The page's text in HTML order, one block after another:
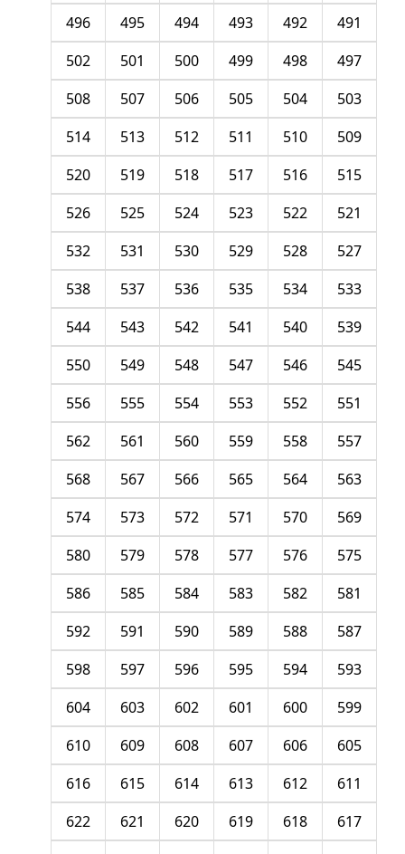
491
492
493
494
495
496
497
498
499
500
501
502
503
504
505
506
507
508
509
510
511
512
513
514
515
516
517
518
519
520
521
522
523
524
525
526
527
528
529
530
531
532
533
534
535
536
537
538
539
540
541
542
543
544
545
546
547
548
549
550
551
552
553
554
555
556
557
558
559
560
561
562
563
564
565
566
567
568
569
570
571
572
573
574
575
576
577
578
579
580
581
582
583
584
585
586
587
588
589
590
591
592
593
594
595
596
597
598
599
600
601
602
603
604
605
606
607
608
609
610
611
612
613
614
615
616
617
618
619
620
621
622